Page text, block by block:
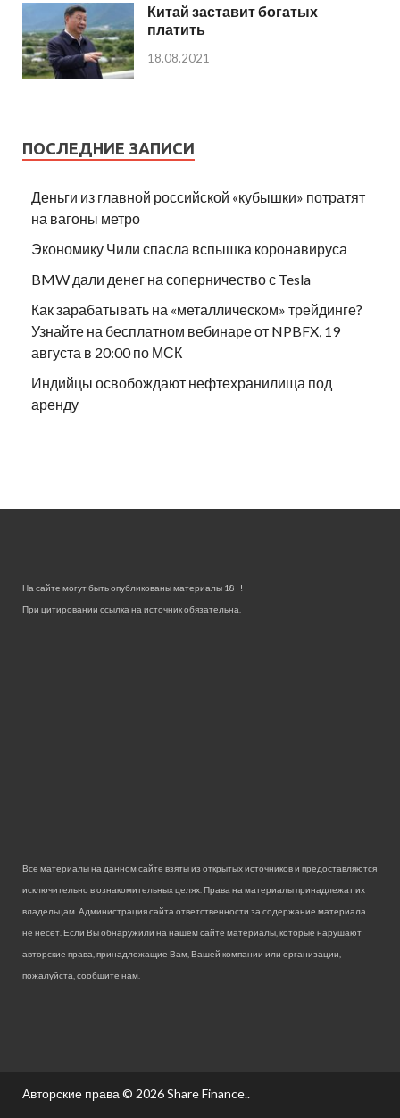
Китай заставит богатых
платить
18.08.2021
ПОСЛЕДНИЕ ЗАПИСИ
Деньги из главной российской «кубышки» потратят
на вагоны метро
Экономику Чили спасла вспышка коронавируса
BMW дали денег на соперничество с Tesla
Как зарабатывать на «металлическом» трейдинге?
Узнайте на бесплатном вебинаре от NPBFX, 19
августа в 20:00 по МСК
Индийцы освобождают нефтехранилища под
аренду
На сайте могут быть опубликованы материалы 18+!
При цитировании ссылка на источник обязательна.
Все материалы на данном сайте взяты из открытых источников и предоставляются
исключительно в ознакомительных целях. Права на материалы принадлежат их
владельцам. Администрация сайта ответственности за содержание материала
не несет. Если Вы обнаружили на нашем сайте материалы, которые нарушают
авторские права, принадлежащие Вам, Вашей компании или организации,
пожалуйста, сообщите нам.
Авторские права © 2026Share Finance..